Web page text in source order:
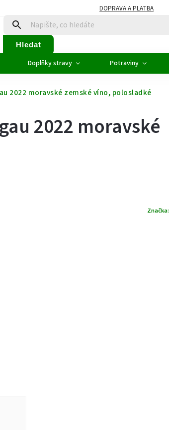
DOPRAVA A PLATBA
Hledat
Doplňky stravy Potraviny
2022 moravské zemské víno, polosladké
2022 moravské
Značka: